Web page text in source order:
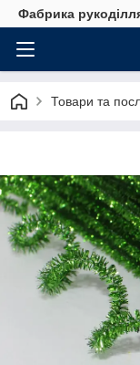
Фабрика
Товари та